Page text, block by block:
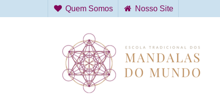
Quem Somos Nosso Site